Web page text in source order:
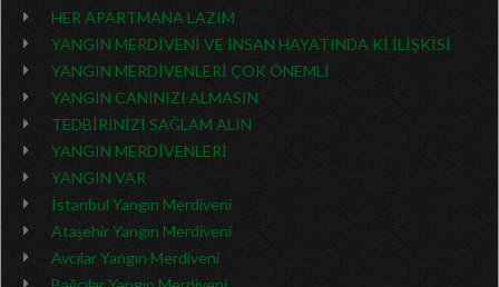
HER APARTMANA LAZIM
YANGIN MERDİVENİ VE İNSAN HAYATINDA Kİ İLİŞKİSİ
YANGIN MERDİVENLERİ ÇOK ÖNEMLİ
YANGIN CANINIZI ALMASIN
TEDBİRİNİZİ SAĞLAM ALIN
YANGIN MERDİVENLERİ
YANGIN VAR
İstanbul Yangın Merdiveni
Ataşehir Yangın Merdiveni
Avcılar Yangın Merdiveni